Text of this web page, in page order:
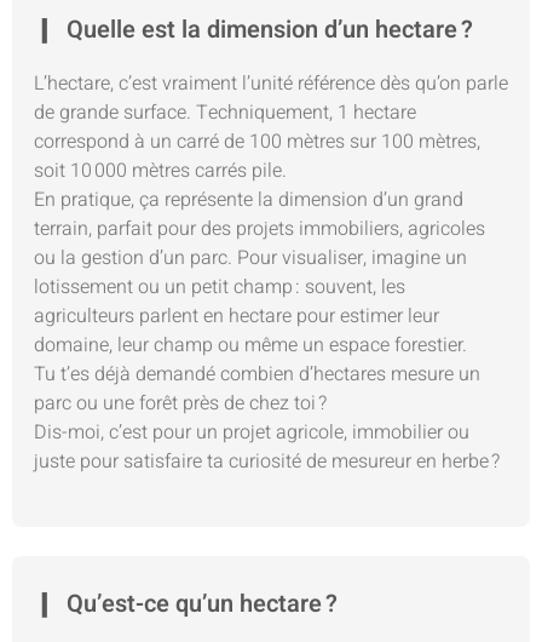
Quelle est la dimension d’un hectare ?
L’hectare, c’est vraiment l’unité référence dès qu’on parle
de grande surface. Techniquement, 1 hectare
correspond à un carré de 100 mètres sur 100 mètres,
soit 10 000 mètres carrés pile.
En pratique, ça représente la dimension d’un grand
terrain, parfait pour des projets immobiliers, agricoles
ou la gestion d’un parc. Pour visualiser, imagine un
lotissement ou un petit champ : souvent, les
agriculteurs parlent en hectare pour estimer leur
domaine, leur champ ou même un espace forestier.
Tu t’es déjà demandé combien d’hectares mesure un
parc ou une forêt près de chez toi ?
Dis-moi, c’est pour un projet agricole, immobilier ou
juste pour satisfaire ta curiosité de mesureur en herbe ?
Qu’est-ce qu’un hectare ?